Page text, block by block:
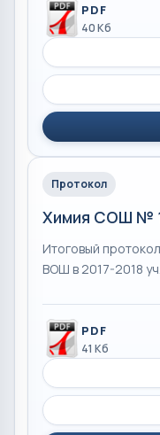
PDF
40 Кб
Протокол
Химия СОШ №
Итоговый
ВОШ в 2017-2018
PDF
41 Кб